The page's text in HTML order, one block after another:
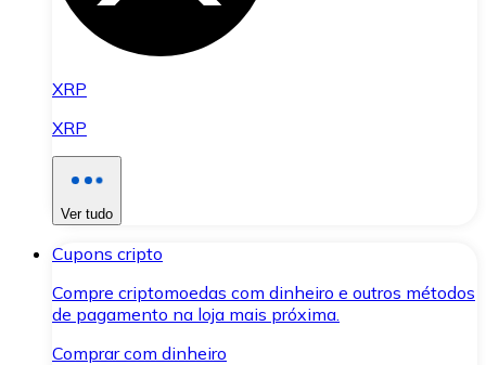
XRP
XRP
Ver tudo
Cupons cripto
Compre criptomoedas com dinheiro e outros métodos
de pagamento na loja mais próxima.
Comprar com dinheiro